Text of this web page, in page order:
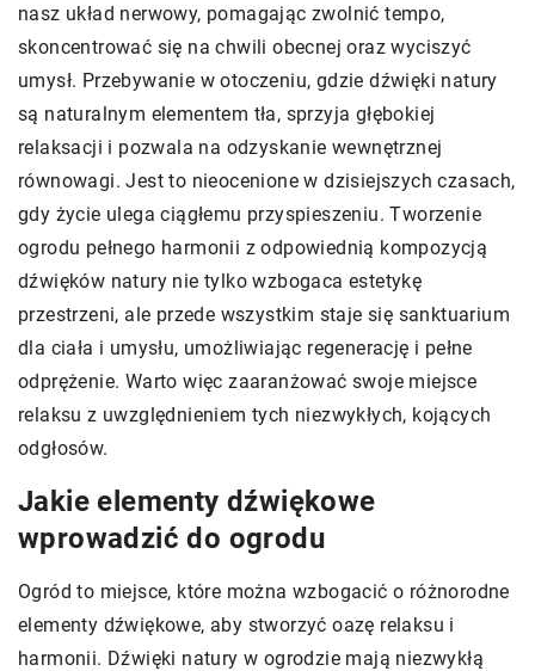
nasz układ nerwowy, pomagając zwolnić tempo,
skoncentrować się na chwili obecnej oraz wyciszyć
umysł. Przebywanie w otoczeniu, gdzie dźwięki natury
są naturalnym elementem tła, sprzyja głębokiej
relaksacji i pozwala na odzyskanie wewnętrznej
równowagi. Jest to nieocenione w dzisiejszych czasach,
gdy życie ulega ciągłemu przyspieszeniu. Tworzenie
ogrodu pełnego harmonii z odpowiednią kompozycją
dźwięków natury nie tylko wzbogaca estetykę
przestrzeni, ale przede wszystkim staje się sanktuarium
dla ciała i umysłu, umożliwiając regenerację i pełne
odprężenie. Warto więc zaaranżować swoje miejsce
relaksu z uwzględnieniem tych niezwykłych, kojących
odgłosów.
Jakie elementy dźwiękowe
wprowadzić do ogrodu
Ogród to miejsce, które można wzbogacić o różnorodne
elementy dźwiękowe, aby stworzyć oazę relaksu i
harmonii. Dźwięki natury w ogrodzie mają niezwykłą